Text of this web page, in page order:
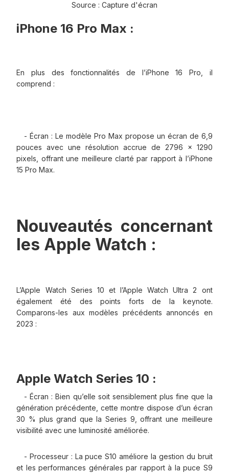
Source : Capture d'écran
iPhone 16 Pro Max :
En plus des fonctionnalités de l’iPhone 16 Pro, il
comprend :
- Écran : Le modèle Pro Max propose un écran de 6,9
pouces avec une résolution accrue de 2796 x 1290
pixels, offrant une meilleure clarté par rapport à l’iPhone
15 Pro Max.
Nouveautés concernant
les Apple Watch :
L’Apple Watch Series 10 et l’Apple Watch Ultra 2 ont
également été des points forts de la keynote.
Comparons-les aux modèles précédents annoncés en
2023 :
Apple Watch Series 10 :
- Écran : Bien qu’elle soit sensiblement plus fine que la
génération précédente, cette montre dispose d’un écran
30 % plus grand que la Series 9, offrant une meilleure
visibilité avec une luminosité améliorée.
- Processeur : La puce S10 améliore la gestion du bruit
et les performances générales par rapport à la puce S9